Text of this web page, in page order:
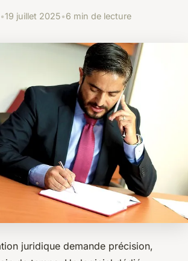
•19 juillet 2025•6 min de lecture
juridique demande précision,